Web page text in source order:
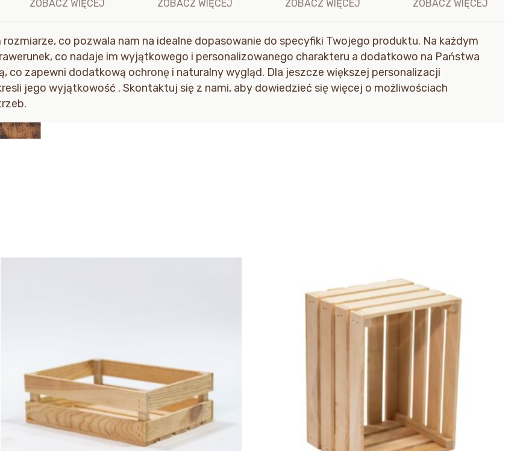
co pozwala nam na idealne dopasowanie do specyfiki Twojego produktu. Na każdym
co nadaje im wyjątkowego i personalizowanego charakteru a dodatkowo na Państwa
co zapewni dodatkową ochronę i naturalny wygląd. Dla jeszcze większej personalizacji
jego wyjątkowość . Skontaktuj się z nami, aby dowiedzieć się więcej o możliwościach